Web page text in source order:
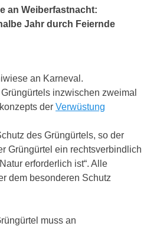
an Weiberfastnacht:
Jahr durch Feiernde
an Karneval.
inzwischen zweimal
der Verwüstung
des Grüngürtels, so der
Grüngürtel ein rechtsverbindlich
erforderlich ist“. Alle
dem besonderen Schutz
muss an